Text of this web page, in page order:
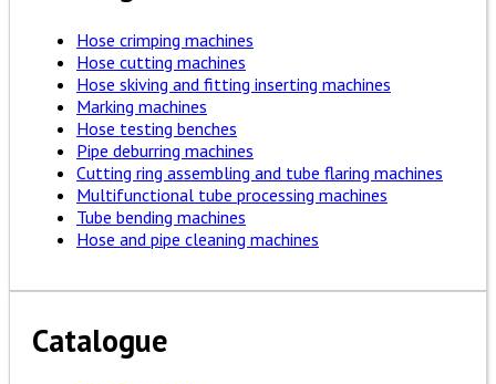
Hose crimping machines
Hose cutting machines
Hose skiving and fitting inserting machines
Marking machines
Hose testing benches
Pipe deburring machines
Cutting ring assembling and tube flaring machines
Multifunctional tube processing machines
Tube bending machines
Hose and pipe cleaning machines
Catalogue